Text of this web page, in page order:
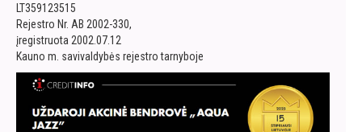
LT359123515
Rejestro Nr. AB 2002-330,
įregistruota 2002.07.12
Kauno m. savivaldybės rejestro tarnyboje